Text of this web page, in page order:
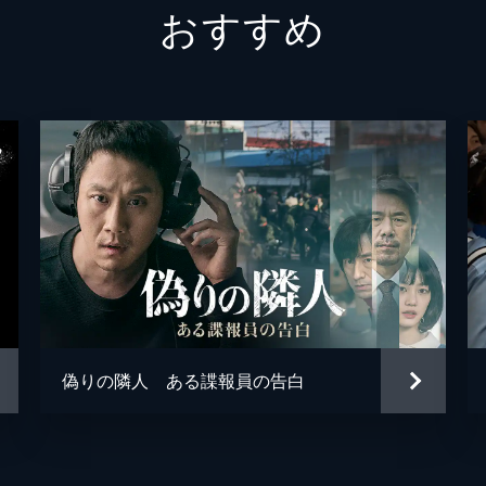
カン・スンヨン
おすすめ
偽りの隣人 ある諜報員の告白